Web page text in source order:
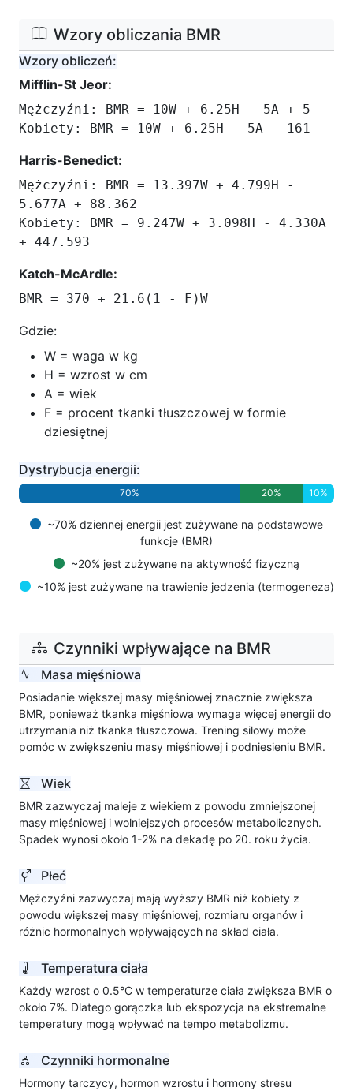
Wzory obliczania BMR
Wzory obliczeń:
Mifflin-St Jeor:
Mężczyźni: BMR = 10W + 6.25H - 5A + 5
Kobiety: BMR = 10W + 6.25H - 5A - 161
Harris-Benedict:
Mężczyźni: BMR = 13.397W + 4.799H -
5.677A + 88.362
Kobiety: BMR = 9.247W + 3.098H - 4.330A
+ 447.593
Katch-McArdle:
BMR = 370 + 21.6(1 - F)W
Gdzie:
W = waga w kg
H = wzrost w cm
A = wiek
F = procent tkanki tłuszczowej w formie
dziesiętnej
Dystrybucja energii:
70% 20% 10%
~70% dziennej energii jest zużywane na podstawowe
funkcje (BMR)
~20% jest zużywane na aktywność fizyczną
~10% jest zużywane na trawienie jedzenia (termogeneza)
Czynniki wpływające na BMR
Masa mięśniowa
Posiadanie większej masy mięśniowej znacznie zwiększa
BMR, ponieważ tkanka mięśniowa wymaga więcej energii do
utrzymania niż tkanka tłuszczowa. Trening siłowy może
pomóc w zwiększeniu masy mięśniowej i podniesieniu BMR.
Wiek
BMR zazwyczaj maleje z wiekiem z powodu zmniejszonej
masy mięśniowej i wolniejszych procesów metabolicznych.
Spadek wynosi około 1-2% na dekadę po 20. roku życia.
Płeć
Mężczyźni zazwyczaj mają wyższy BMR niż kobiety z
powodu większej masy mięśniowej, rozmiaru organów i
różnic hormonalnych wpływających na skład ciała.
Temperatura ciała
Każdy wzrost o 0.5°C w temperaturze ciała zwiększa BMR o
około 7%. Dlatego gorączka lub ekspozycja na ekstremalne
temperatury mogą wpływać na tempo metabolizmu.
Czynniki hormonalne
Hormony tarczycy, hormon wzrostu i hormony stresu